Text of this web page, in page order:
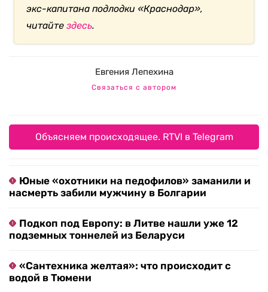
экс-капитана подлодки «Краснодар»,
читайтездесь.
Евгения Лепехина
Связаться с автором
Объясняем происходящее. RTVI в Telegram
Юные «охотники на педофилов» заманили и
насмерть забили мужчину в Болгарии
Подкоп под Европу: в Литве нашли уже 12
подземных тоннелей из Беларуси
«Сантехника желтая»: что происходит с
водой в Тюмени